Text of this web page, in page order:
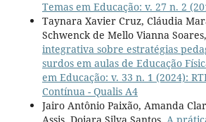
Temas em Educação: v. 27 n. 2
Taynara Xavier Cruz, Cláudia
Schwenck de Mello Vianna Soares,
integrativa sobre estratégias
surdos em aulas de Educação
em Educação: v. 33 n. 1 (2024):
Contínua - Qualis A4
Jairo Antônio Paixão, Amanda